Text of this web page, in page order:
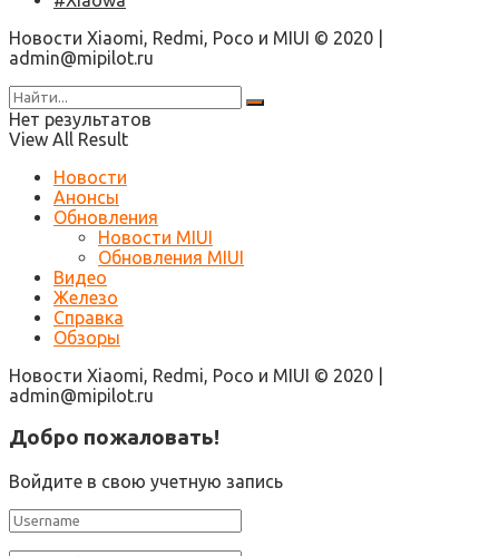
Новости Xiaomi, Redmi, Poco и MIUI © 2020 |
admin@mipilot.ru
Нет результатов
View All Result
Новости
Анонсы
Обновления
Новости MIUI
Обновления MIUI
Видео
Железо
Справка
Обзоры
Новости Xiaomi, Redmi, Poco и MIUI © 2020 |
admin@mipilot.ru
Добро пожаловать!
Войдите в свою учетную запись